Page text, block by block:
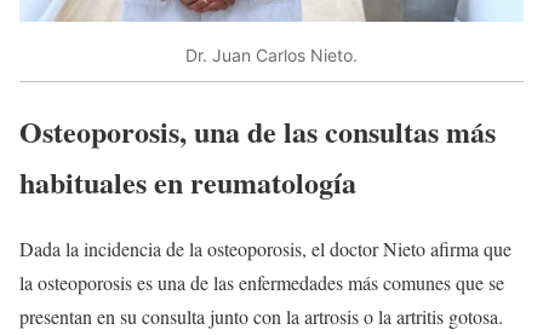
Dr. Juan Carlos Nieto.
Osteoporosis, una de las consultas más
habituales en reumatología
Dada la incidencia de la osteoporosis, el doctor Nieto afirma que
la osteoporosis es una de las enfermedades más comunes que se
presentan en su consulta junto con la artrosis o la artritis gotosa.